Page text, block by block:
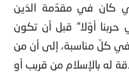
كان في مقدّمة الذين
أوّلا” قبل أن تكون
في كلّ مناسبة، إلى أن من
له بالإسلام من قريب أو